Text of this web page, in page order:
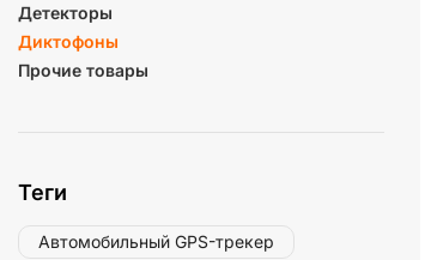
Детекторы
Диктофоны
Прочие товары
Теги
Автомобильный GPS-трекер